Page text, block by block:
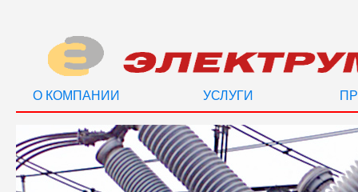
О КОМПАНИИ УСЛУГИ